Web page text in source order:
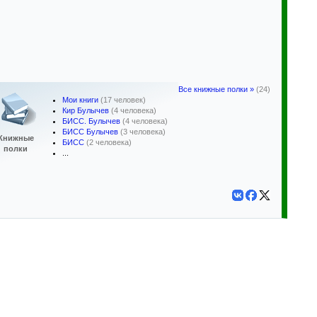
полки
Мои книги (17 человек)
Кир Булычев (4 человека)
БИСС. Булычев (4 человека)
БИСС Булычев (3 человека)
БИСС (2 человека)
Все книжные полки » (24)